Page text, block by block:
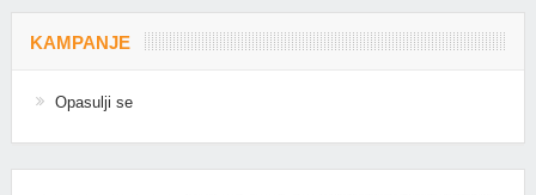
KAMPANJE
Opasulji se